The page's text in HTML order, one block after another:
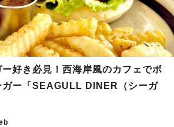
ー好き必見！西海岸風のカフェでボ
ガー「SEAGULL DINER（シーガ